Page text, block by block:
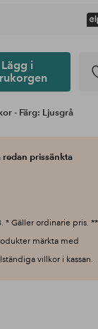
Lägg i
- Färg: Ljusgrå
prissänkta
* Gäller ordinarie pris. **
märkta med
villkor i kassan.